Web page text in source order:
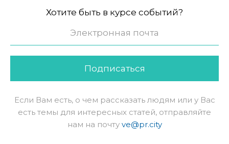
Хотите быть в курсе событий?
Подписаться
Если Вам есть, о чем рассказать людям или у Вас
есть темы для интересных статей, отправляйте
нам на почту ve@pr.city